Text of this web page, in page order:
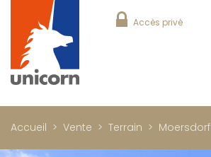
Accès privé
Accueil Vente Terrain Moersdorf